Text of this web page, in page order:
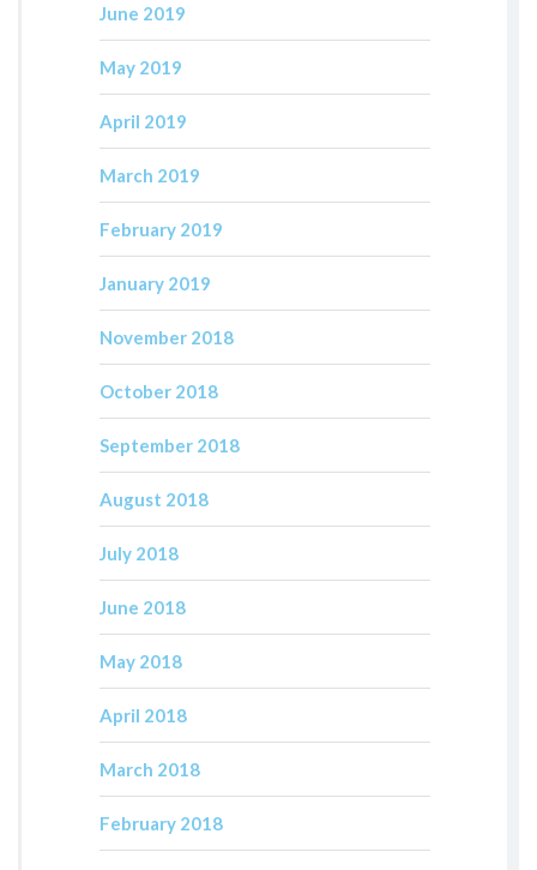
June 2019
May 2019
April 2019
March 2019
February 2019
January 2019
November 2018
October 2018
September 2018
August 2018
July 2018
June 2018
May 2018
April 2018
March 2018
February 2018